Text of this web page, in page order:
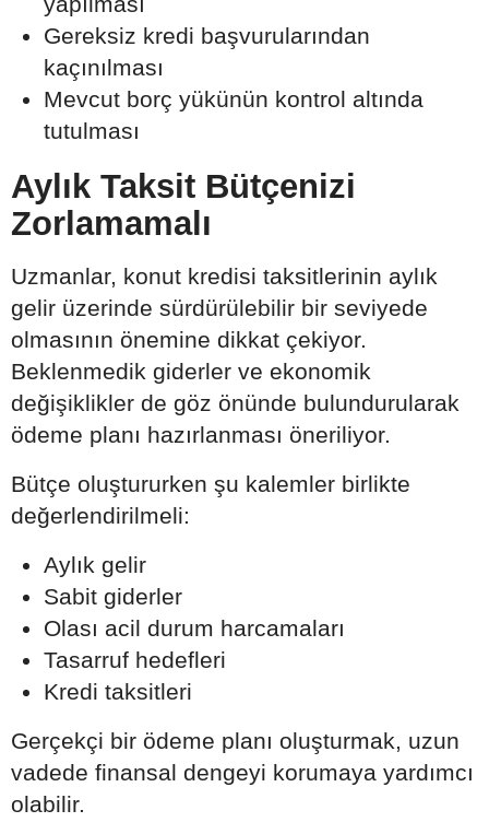
Gereksiz kredi başvurularından
kaçınılması
Mevcut borç yükünün kontrol altında
tutulması
Aylık Taksit Bütçenizi
Zorlamamalı
Uzmanlar, konut kredisi taksitlerinin aylık
gelir üzerinde sürdürülebilir bir seviyede
olmasının önemine dikkat çekiyor.
Beklenmedik giderler ve ekonomik
değişiklikler de göz önünde bulundurularak
ödeme planı hazırlanması öneriliyor.
Bütçe oluştururken şu kalemler birlikte
değerlendirilmeli:
Aylık gelir
Sabit giderler
Olası acil durum harcamaları
Tasarruf hedefleri
Kredi taksitleri
Gerçekçi bir ödeme planı oluşturmak, uzun
vadede finansal dengeyi korumaya yardımcı
olabilir.